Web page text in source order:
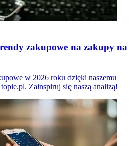
zakupowe na zakupy na
w 2026 roku dzięki naszemu
Zainspiruj się naszą analizą!